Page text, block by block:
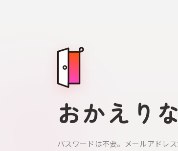
おかえり
パスワードは不要。メールアドレス